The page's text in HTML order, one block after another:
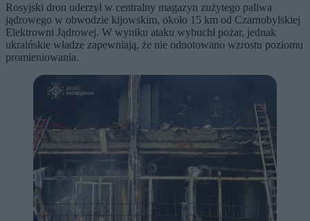
Rosyjski dron uderzył w centralny magazyn zużytego paliwa
jądrowego w obwodzie kijowskim, około 15 km od Czarnobylskiej
Elektrowni Jądrowej. W wyniku ataku wybuchł pożar, jednak
ukraińskie władze zapewniają, że nie odnotowano wzrostu poziomu
promieniowania.